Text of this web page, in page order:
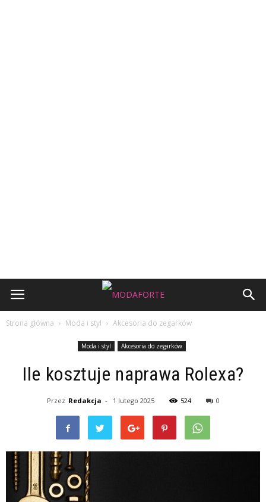
Strona główna Moda i styl Akcesoria do zegarków
Moda i styl Akcesoria do zegarków
Ile kosztuje naprawa Rolexa?
Przez Redakcja - 1 lutego 2025 524 0